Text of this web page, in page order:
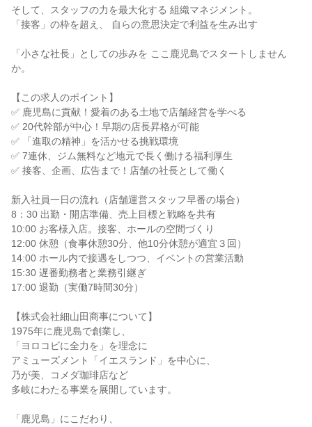
そして、スタッフの力を最大化する 組織マネジメント。
「接客」の枠を超え、 自らの意思決定で利益を生み出す
「小さな社長」としての歩みを ここ鹿児島でスタートしません
か。
【この求人のポイント】
✅ 鹿児島に貢献！愛着のある土地で店舗経営を学べる
✅ 20代幹部が中心！早期の店長昇格が可能
✅ 「進取の精神」を活かせる挑戦環境
✅ 7連休、ジム無料など地元で長く働ける福利厚生
✅ 接客、企画、広告まで！店舗の社長として働く
新入社員一日の流れ（店舗運営スタッフ早番の場合）
8：30 出勤・開店準備、売上目標と戦略を共有
10:00 お客様入店。接客、ホールの空間づくり
12:00 休憩（食事休憩30分、他10分休憩が適宜３回）
14:00 ホール内で接遇をしつつ、イベントの営業活動
15:30 遅番勤務者と業務引継ぎ
17:00 退勤（実働7時間30分）
【株式会社細山田商事について】
1975年に鹿児島で創業し、
「ヨロコビに全力を」を理念に
アミューズメント「イエスランド」を中心に、
乃が美、コメダ珈琲店など
多岐にわたる事業を展開しています。
「鹿児島」にこだわり、